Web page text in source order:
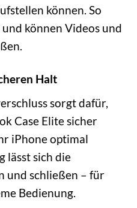
können. So
können Videos und
Halt
sorgt dafür,
Case Elite sicher
iPhone optimal
lässt sich die
und schließen – für
Bedienung.